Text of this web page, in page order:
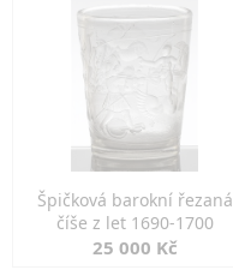
Špičková barokní řezaná
číše z let 1690-1700
25 000 Kč